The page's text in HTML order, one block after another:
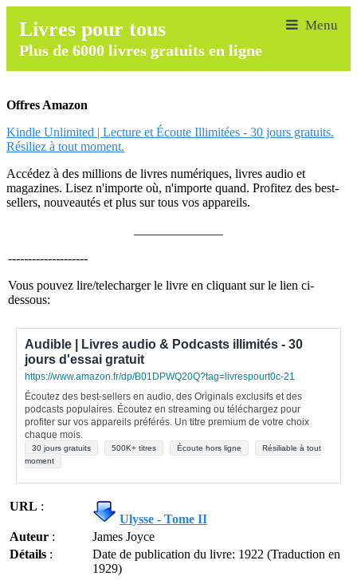
Livres pour tous
Plus de 6000 livres gratuits en ligne
Offres Amazon
Kindle Unlimited | Lecture et Écoute Illimitées - 30 jours gratuits.
Résiliez à tout moment.
Accédez à des millions de livres numériques, livres audio et
magazines. Lisez n'importe où, n'importe quand. Profitez des best-
sellers, nouveautés et plus sur tous vos appareils.
--------------------
Vous pouvez lire/telecharger le livre en cliquant sur le lien ci-
dessous:
Audible | Livres audio & Podcasts illimités - 30
jours d'essai gratuit
https://www.amazon.fr/dp/B01DPWQ20Q?tag=livrespourt0c-21
Écoutez des best-sellers en audio, des Originals exclusifs et des
podcasts populaires. Écoutez en streaming ou téléchargez pour
profiter sur vos appareils préférés. Un titre premium de votre choix
chaque mois.
30 jours gratuits 500K+ titres Écoute hors ligne
Résiliable à tout
moment
URL :
Ulysse - Tome II
Auteur :
James Joyce
Détails :
Date de publication du livre: 1922 (Traduction en
1929)